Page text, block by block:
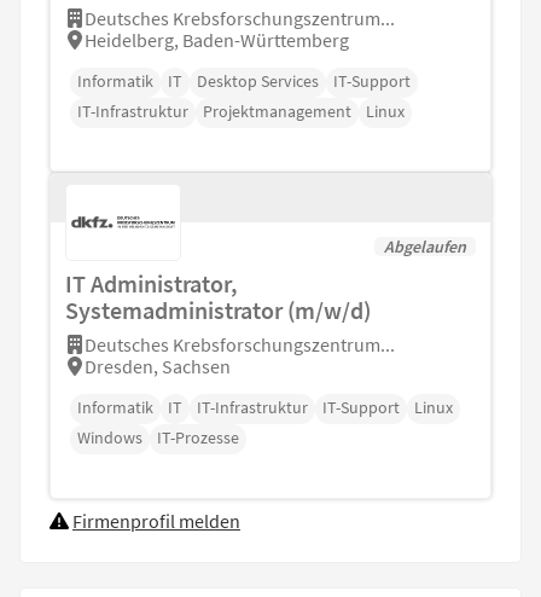
Deutsches Krebsforschungszentrum...
Heidelberg, Baden-Württemberg
Informatik IT Desktop Services
IT-Support
IT-Infrastruktur
Projektmanagement Linux
Abgelaufen
IT Administrator,
Systemadministrator (m/w/d)
Deutsches Krebsforschungszentrum...
Dresden, Sachsen
Informatik IT IT-Infrastruktur IT-Support
Linux
Windows
IT-Prozesse
Firmenprofil melden